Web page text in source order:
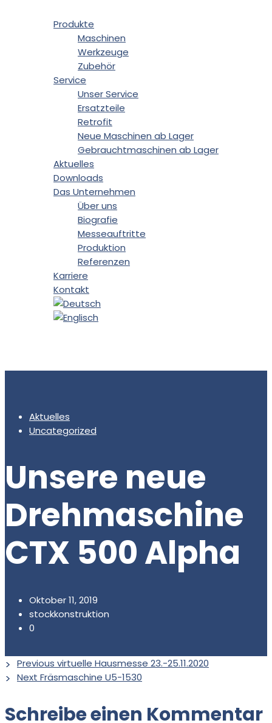
Produkte
Maschinen
Werkzeuge
Zubehör
Service
Unser Service
Ersatzteile
Retrofit
Neue Maschinen ab Lager
Gebrauchtmaschinen ab Lager
Aktuelles
Downloads
Das Unternehmen
Über uns
Biografie
Messeauftritte
Produktion
Referenzen
Karriere
Kontakt
Aktuelles
Uncategorized
Unsere neue
Drehmaschine
CTX 500 Alpha
Oktober 11, 2019
stockkonstruktion
0
Previous virtuelle Hausmesse 23.-25.11.2020
Next Fräsmaschine U5-1530
Schreibe einen Kommentar